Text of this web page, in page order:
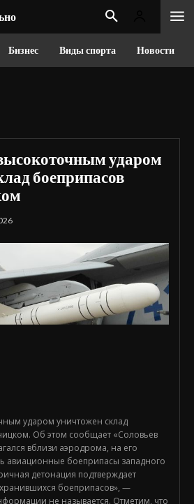
Бизнес Виды спорта Новости
ударом
боеприпасов
ударом уничтожен склад
Об этом сообщает «Соловьев
вблизи аэродрома, на его
авиационные боеприпасы западного
детонация подтверждает
боеприпасов», —
не называется. Отметим, что